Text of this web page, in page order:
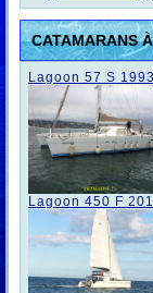
CATAMARANS
Lagoon 57 S 1993
Lagoon 450 F